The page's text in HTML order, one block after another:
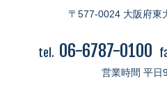
〒577-0024 大阪府東
tel. 06-6787-0100
営業時間 平日